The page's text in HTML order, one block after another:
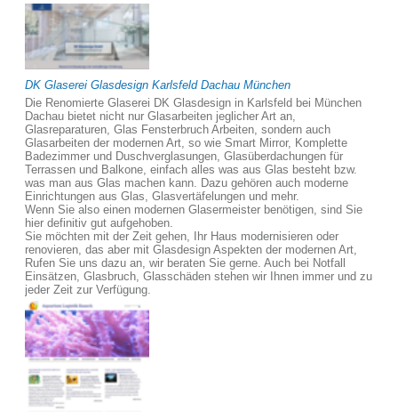
DK Glaserei Glasdesign Karlsfeld Dachau München
Die Renomierte Glaserei DK Glasdesign in Karlsfeld bei München
Dachau bietet nicht nur Glasarbeiten jeglicher Art an,
Glasreparaturen, Glas Fensterbruch Arbeiten, sondern auch
Glasarbeiten der modernen Art, so wie Smart Mirror, Komplette
Badezimmer und Duschverglasungen, Glasüberdachungen für
Terrassen und Balkone, einfach alles was aus Glas besteht bzw.
was man aus Glas machen kann. Dazu gehören auch moderne
Einrichtungen aus Glas, Glasvertäfelungen und mehr.
Wenn Sie also einen modernen Glasermeister benötigen, sind Sie
hier definitiv gut aufgehoben.
Sie möchten mit der Zeit gehen, Ihr Haus modernisieren oder
renovieren, das aber mit Glasdesign Aspekten der modernen Art,
Rufen Sie uns dazu an, wir beraten Sie gerne. Auch bei Notfall
Einsätzen, Glasbruch, Glasschäden stehen wir Ihnen immer und zu
jeder Zeit zur Verfügung.